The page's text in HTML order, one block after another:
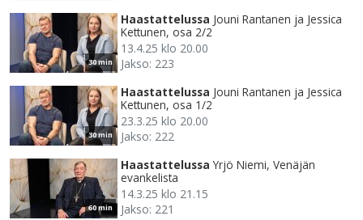
30 min
Haastattelussa Jouni Rantanen ja Jessica
Kettunen, osa 2/2
13.4.25 klo 20.00
Jakso: 223
30 min
Haastattelussa Jouni Rantanen ja Jessica
Kettunen, osa 1/2
23.3.25 klo 20.00
Jakso: 222
60 min
Haastattelussa Yrjö Niemi, Venäjän
evankelista
14.3.25 klo 21.15
Jakso: 221